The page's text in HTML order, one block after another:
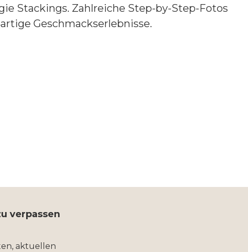
Stackings. Zahlreiche Step-by-Step-Fotos
Geschmackserlebnisse.
verpassen
aktuellen